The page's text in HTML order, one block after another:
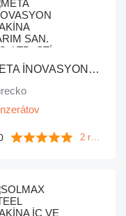
META İNOVASYON MAKİNA TARIM SAN. TİC. LTD. ŞTİ.
2 recenzie